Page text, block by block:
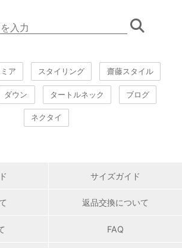
ア スタイリング 齋藤スタイル
ダウン タートルネック ブログ
ネクタイ
サイズガイド
返品交換について
FAQ